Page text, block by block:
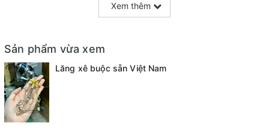
Xem thêm
Sản phẩm vừa xem
Lăng xê buộc sẵn Việt Nam